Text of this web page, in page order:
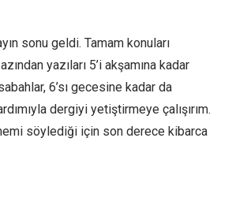
sonu geldi. Tamam konuları
yazıları 5’i akşamına kadar
6’sı gecesine kadar da
dergiyi yetiştirmeye çalışırım.
söylediği için son derece kibarca